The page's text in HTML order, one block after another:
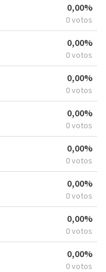
0,00%
0 votos
0,00%
0 votos
0,00%
0 votos
0,00%
0 votos
0,00%
0 votos
0,00%
0 votos
0,00%
0 votos
0,00%
0 votos